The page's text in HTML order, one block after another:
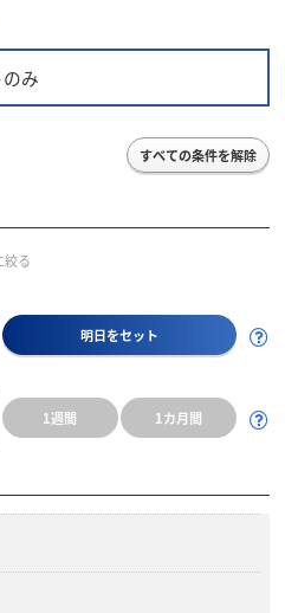
み
すべての条件を解除
絞る
明日をセット
1週間 1カ月間